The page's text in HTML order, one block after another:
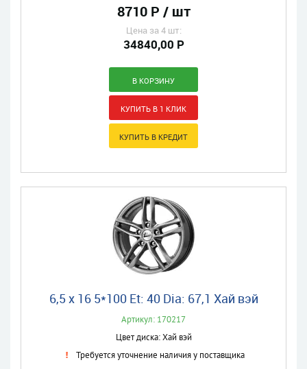
8710 Р / шт
Цена за 4 шт:
34840,00 Р
6,5 x 16 5*100 Et: 40 Dia: 67,1 Хай вэй
Артикул: 170217
Цвет диска: Хай вэй
Требуется уточнение наличия у поставщика